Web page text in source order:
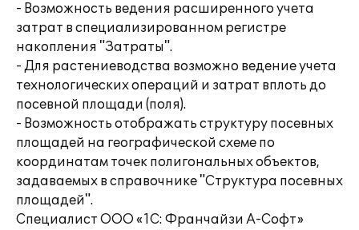
- Возможность ведения расширенного учета
затрат в специализированном регистре
накопления "Затраты".
- Для растениеводства возможно ведение учета
технологических операций и затрат вплоть до
посевной площади (поля).
- Возможность отображать структуру посевных
площадей на географической схеме по
координатам точек полигональных объектов,
задаваемых в справочнике "Структура посевных
площадей".
Специалист ООО «1С: Франчайзи А-Софт»